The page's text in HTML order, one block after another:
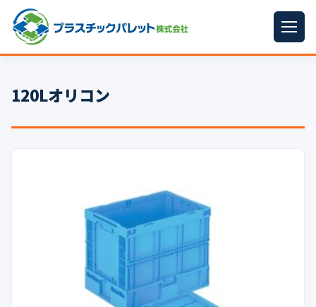
パレットサイズ
プラパレット ▼
イラン情勢まとめ
120Lオリコン